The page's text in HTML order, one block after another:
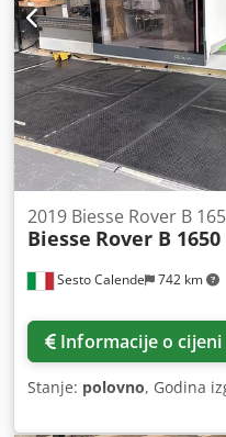
Sesto Calende 742 km
2019 Biesse Rover B
Biesse Rover B 1650
Informacije o cijeni
Stanje: polovno, Godina